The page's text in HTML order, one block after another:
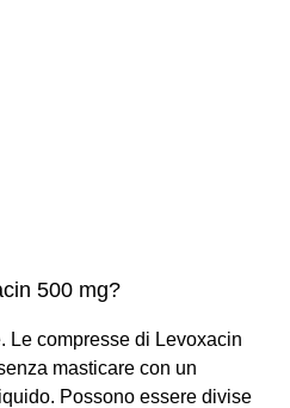
500 mg?
Le compresse di Levoxacin
masticare con un
Possono essere divise